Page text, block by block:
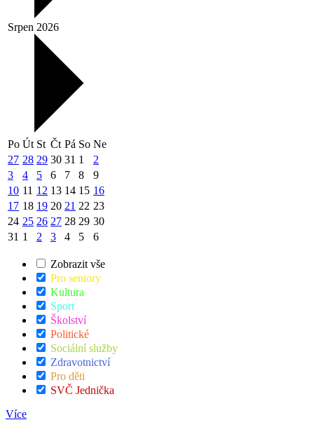
Srpen 2026
Po Út St Čt Pá So Ne
27 28 29 30 31 1
2
3
4 5 6 7 8
9
10 11 12 13 14 15 16
17 18 19 20 21 22 23
24 25 26 27 28 29 30
31 1 2 3 4 5 6
Zobrazit vše
Pro seniory
Kultura
Sport
Školství
Politické
Sociální služby
Zdravotnictví
Pro děti
SVČ Jednička
Více